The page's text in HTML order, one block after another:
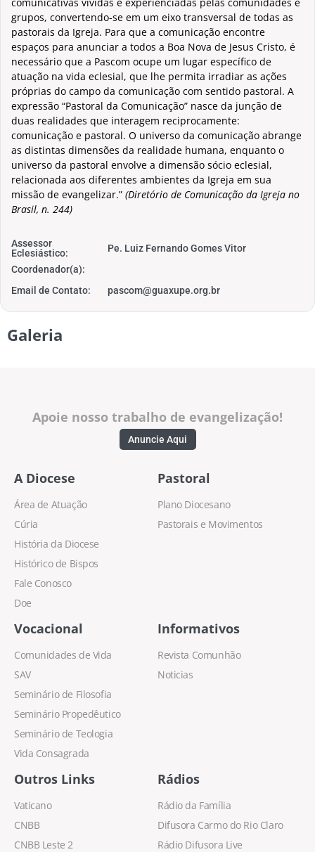
grupos, convertendo-se em um eixo transversal de todas as
pastorais da Igreja. Para que a comunicação encontre
espaços para anunciar a todos a Boa Nova de Jesus Cristo, é
necessário que a Pascom ocupe um lugar específico de
atuação na vida eclesial, que lhe permita irradiar as ações
próprias do campo da comunicação com sentido pastoral. A
expressão “Pastoral da Comunicação” nasce da junção de
duas realidades que interagem reciprocamente:
comunicação e pastoral. O universo da comunicação abrange
as distintas dimensões da realidade humana, enquanto o
universo da pastoral envolve a dimensão sócio eclesial,
relacionada aos diferentes ambientes da Igreja em sua
missão de evangelizar.” (Diretório de Comunicação da Igreja no
Brasil, n. 244)
Assessor
Eclesiástico:
Pe. Luiz Fernando Gomes Vitor
Coordenador(a):
Email de Contato:
pascom@guaxupe.org.br
Galeria
Apoie nosso trabalho de evangelização!
Anuncie Aqui
A Diocese
Área de Atuação
Cúria
História da Diocese
Histórico de Bispos
Fale Conosco
Doe
Pastoral
Plano Diocesano
Pastorais e Movimentos
Vocacional
Comunidades de Vida
SAV
Seminário de Filosofia
Seminário Propedêutico
Seminário de Teologia
Vida Consagrada
Informativos
Revista Comunhão
Noticias
Outros Links
Vaticano
CNBB
CNBB Leste 2
Rádios
Rádio da Família
Difusora Carmo do Rio Claro
Rádio Difusora Live